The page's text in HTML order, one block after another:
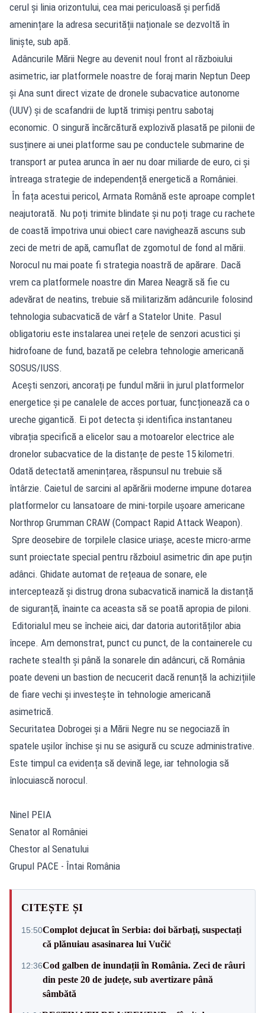
cerul și linia orizontului, cea mai periculoasă și perfidă
amenințare la adresa securității naționale se dezvoltă în
liniște, sub apă.
Adâncurile Mării Negre au devenit noul front al războiului
asimetric, iar platformele noastre de foraj marin Neptun Deep
și Ana sunt direct vizate de dronele subacvatice autonome
(UUV) și de scafandrii de luptă trimiși pentru sabotaj
economic. O singură încărcătură explozivă plasată pe pilonii de
susținere ai unei platforme sau pe conductele submarine de
transport ar putea arunca în aer nu doar miliarde de euro, ci și
întreaga strategie de independență energetică a României.
În fața acestui pericol, Armata Română este aproape complet
neajutorată. Nu poți trimite blindate și nu poți trage cu rachete
de coastă împotriva unui obiect care navighează ascuns sub
zeci de metri de apă, camuflat de zgomotul de fond al mării.
Norocul nu mai poate fi strategia noastră de apărare. Dacă
vrem ca platformele noastre din Marea Neagră să fie cu
adevărat de neatins, trebuie să militarizăm adâncurile folosind
tehnologia subacvatică de vârf a Statelor Unite. Pasul
obligatoriu este instalarea unei rețele de senzori acustici și
hidrofoane de fund, bazată pe celebra tehnologie americană
SOSUS/IUSS.
Acești senzori, ancorați pe fundul mării în jurul platformelor
energetice și pe canalele de acces portuar, funcționează ca o
ureche gigantică. Ei pot detecta și identifica instantaneu
vibrația specifică a elicelor sau a motoarelor electrice ale
dronelor subacvatice de la distanțe de peste 15 kilometri.
Odată detectată amenințarea, răspunsul nu trebuie să
întârzie. Caietul de sarcini al apărării moderne impune dotarea
platformelor cu lansatoare de mini-torpile ușoare americane
Northrop Grumman CRAW (Compact Rapid Attack Weapon).
Spre deosebire de torpilele clasice uriașe, aceste micro-arme
sunt proiectate special pentru războiul asimetric din ape puțin
adânci. Ghidate automat de rețeaua de sonare, ele
interceptează și distrug drona subacvatică inamică la distanță
de siguranță, înainte ca aceasta să se poată apropia de piloni.
Editorialul meu se încheie aici, dar datoria autorităților abia
începe. Am demonstrat, punct cu punct, de la containerele cu
rachete stealth și până la sonarele din adâncuri, că România
poate deveni un bastion de necucerit dacă renunță la achizițiile
de fiare vechi și investește în tehnologie americană
asimetrică.
Securitatea Dobrogei și a Mării Negre nu se negociază în
spatele ușilor închise și nu se asigură cu scuze administrative.
Este timpul ca evidența să devină lege, iar tehnologia să
înlocuiască norocul.
Ninel PEIA
Senator al României
Chestor al Senatului
Grupul PACE - Întai România
CITEȘTE ȘI
15:50Complot dejucat în Serbia: doi bărbați, suspectați
că plănuiau asasinarea lui Vučić
12:36Cod galben de inundații în România. Zeci de râuri
din peste 20 de județe, sub avertizare până
sâmbătă